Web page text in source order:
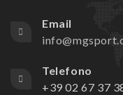
Email
Telefono
+39 02 67 37